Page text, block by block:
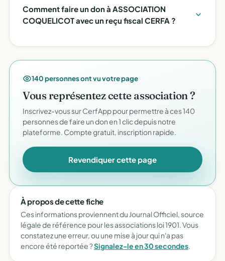
Comment faire un don à ASSOCIATION
COQUELICOT avec un reçu fiscal CERFA ?
140 personnes ont vu votre page
Vous représentez cette association ?
Inscrivez-vous sur CerfApp pour permettre à ces 140
personnes de faire un don en 1 clic depuis notre
plateforme. Compte gratuit, inscription rapide.
Revendiquer cette page
À propos de cette fiche
Ces informations proviennent du Journal Officiel, source
légale de référence pour les associations loi 1901. Vous
constatez une erreur, ou une mise à jour qui n'a pas
encore été reportée ?Signalez-le en 30 secondes.